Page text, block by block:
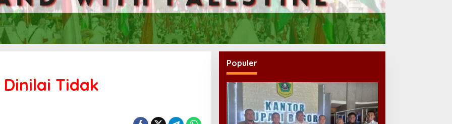
Tidak
Populer